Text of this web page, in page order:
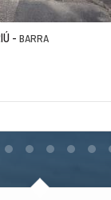
-BARRA